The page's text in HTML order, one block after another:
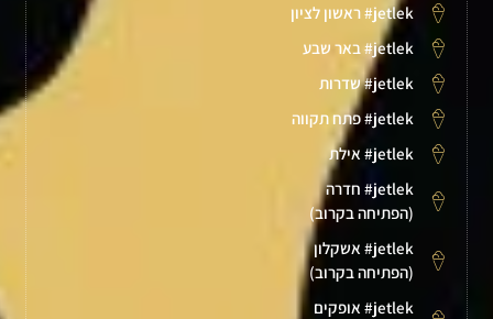
jetlek# ראשון לציון
jetlek# באר שבע
jetlek# שדרות
jetlek# פתח תקווה
jetlek# אילת
jetlek# חדרה
(הפתיחה בקרוב)
jetlek# אשקלון
(הפתיחה בקרוב)
jetlek# אופקים